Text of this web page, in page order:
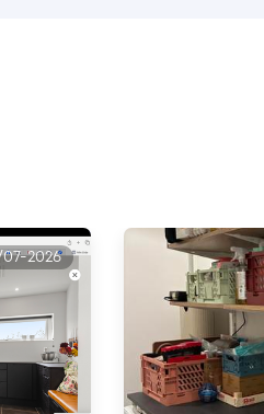
07-2026